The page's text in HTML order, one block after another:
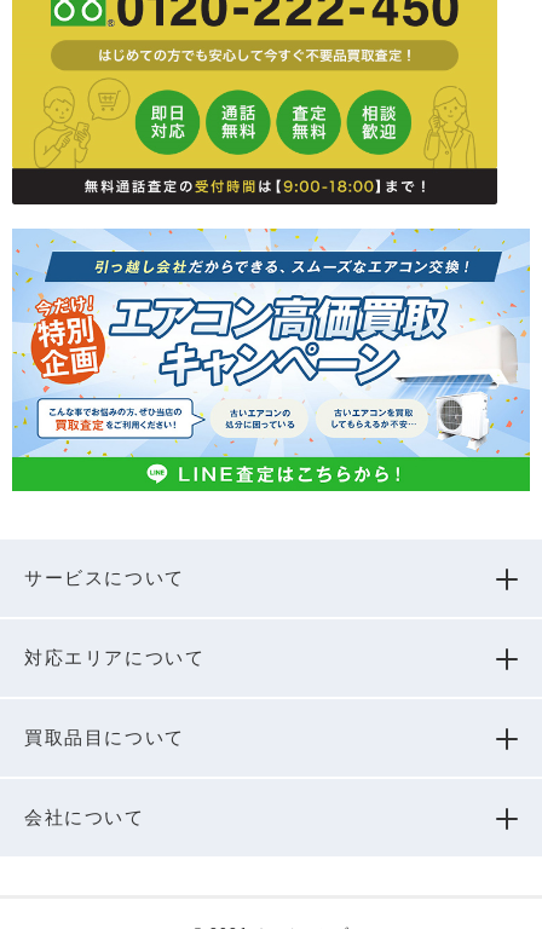
サービスについて
対応エリアについて
買取品⽬について
会社について